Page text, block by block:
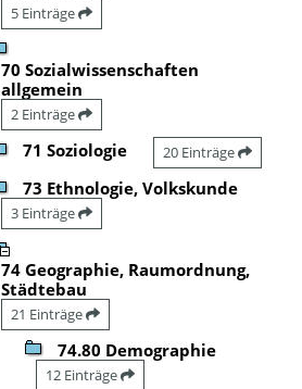
5 Einträge
70 Sozialwissenschaften
allgemein
2 Einträge
71 Soziologie 20 Einträge
73 Ethnologie, Volkskunde
3 Einträge
74 Geographie, Raumordnung,
Städtebau
21 Einträge
74.80 Demographie
12 Einträge